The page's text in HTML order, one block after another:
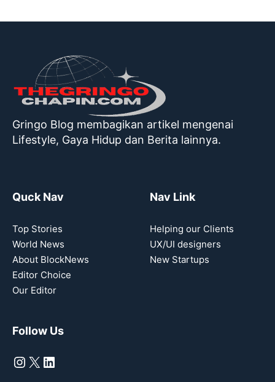
Gringo Blog membagikan artikel mengenai
Lifestyle, Gaya Hidup dan Berita lainnya.
Quck Nav
Top Stories
World News
About BlockNews
Editor Choice
Our Editor
Nav Link
Helping our Clients
UX/UI designers
New Startups
Follow Us
Instagram
X LinkedIn